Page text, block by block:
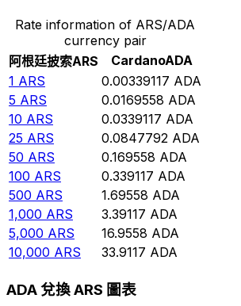
Rate information of ARS/ADA
currency pair
阿根廷披索ARS CardanoADA
1 ARS 0.00339117 ADA
5 ARS 0.0169558 ADA
10 ARS 0.0339117 ADA
25 ARS 0.0847792 ADA
50 ARS 0.169558 ADA
100 ARS 0.339117 ADA
500 ARS 1.69558 ADA
1,000 ARS 3.39117 ADA
5,000 ARS 16.9558 ADA
10,000 ARS 33.9117 ADA
ADA 兌換 ARS 圖表